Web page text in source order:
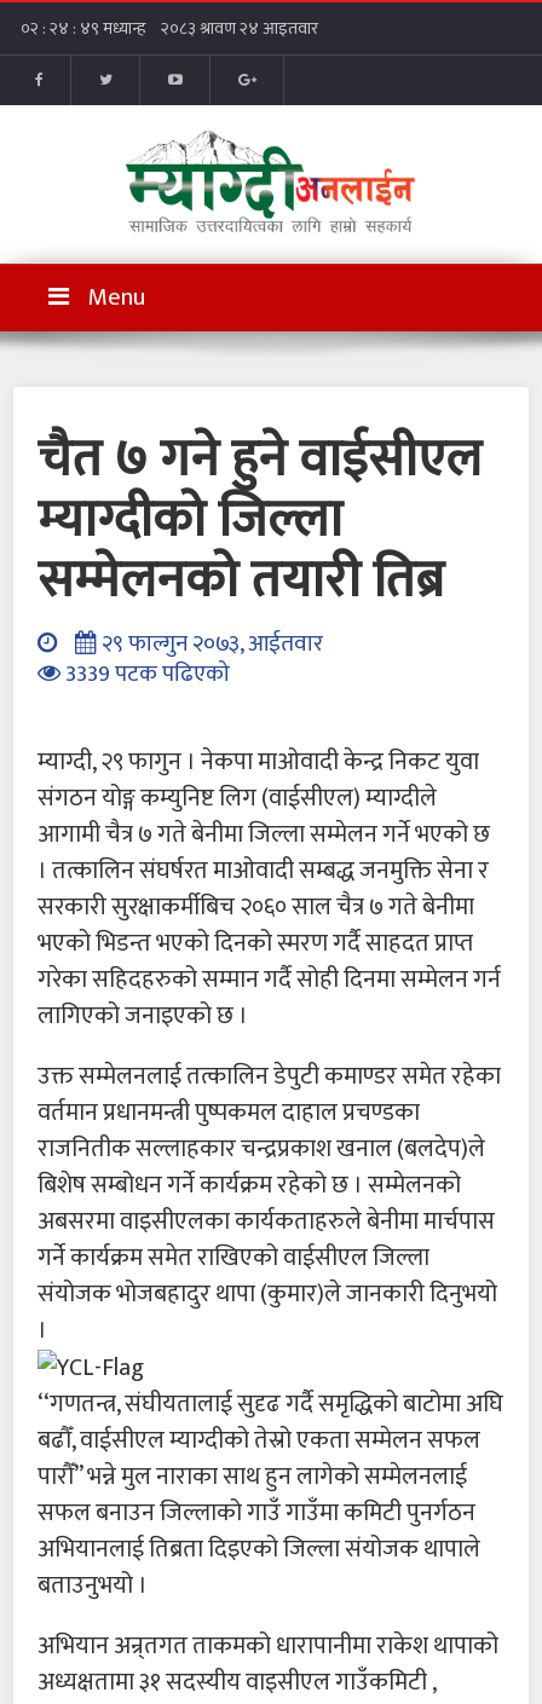
Menu
चैत ७ गने हुने वाईसीएल
म्याग्दीको जिल्ला
सम्मेलनको तयारी तिब्र
२९ फाल्गुन २०७३, आईतवार
3339 पटक पढिएको
म्याग्दी, २९ फागुन । नेकपा माओवादी केन्द्र निकट युवा
संगठन योङ्ग कम्युनिष्ट लिग (वाईसीएल) म्याग्दीले
आगामी चैत्र ७ गते बेनीमा जिल्ला सम्मेलन गर्ने भएको छ
। तत्कालिन संघर्षरत माओवादी सम्बद्ध जनमुक्ति सेना र
सरकारी सुरक्षाकर्मीबिच २०६० साल चैत्र ७ गते बेनीमा
भएको भिडन्त भएको दिनको स्मरण गर्दै साहदत प्राप्त
गरेका सहिदहरुको सम्मान गर्दै सोही दिनमा सम्मेलन गर्न
लागिएको जनाइएको छ ।
उक्त सम्मेलनलाई तत्कालिन डेपुटी कमाण्डर समेत रहेका
वर्तमान प्रधानमन्त्री पुष्पकमल दाहाल प्रचण्डका
राजनितीक सल्लाहकार चन्द्रप्रकाश खनाल (बलदेप)ले
बिशेष सम्बोधन गर्ने कार्यक्रम रहेको छ । सम्मेलनको
अबसरमा वाइसीएलका कार्यकताहरुले बेनीमा मार्चपास
गर्ने कार्यक्रम समेत राखिएको वाईसीएल जिल्ला
संयोजक भोजबहादुर थापा (कुमार)ले जानकारी दिनुभयो
।
‘‘गणतन्त्र, संघीयतालाई सुदृढ गर्दै समृद्धिको बाटोमा अघि
बढौँ, वाईसीएल म्याग्दीको तेस्रो एकता सम्मेलन सफल
पारौँ’’ भन्ने मुल नाराका साथ हुन लागेको सम्मेलनलाई
सफल बनाउन जिल्लाको गाउँ गाउँमा कमिटी पुनर्गठन
अभियानलाई तिब्रता दिइएको जिल्ला संयोजक थापाले
बताउनुभयो ।
अभियान अन्र्तगत ताकमको धारापानीमा राकेश थापाको
अध्यक्षतामा ३१ सदस्यीय वाइसीएल गाउँकमिटी ,